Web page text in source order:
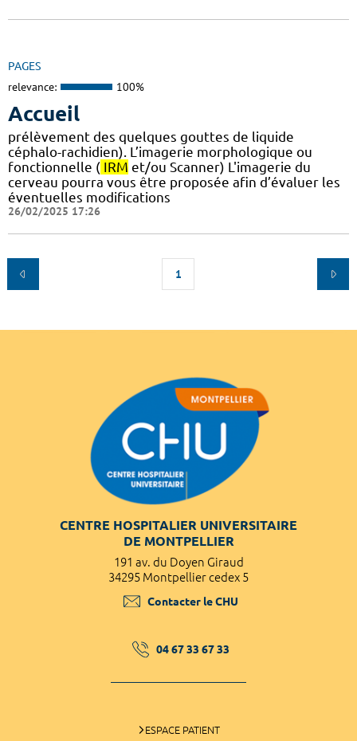
PAGES
relevance: 100%
Accueil
prélèvement des quelques gouttes de liquide
céphalo-rachidien). L’imagerie morphologique ou
fonctionnelle ( IRM et/ou Scanner) L'imagerie du
cerveau pourra vous être proposée afin d’évaluer les
éventuelles modifications
26/02/2025 17:26
1
CENTRE HOSPITALIER UNIVERSITAIRE
DE MONTPELLIER
191 av. du Doyen Giraud
34295 Montpellier cedex 5
Contacter le CHU
04 67 33 67 33
ESPACE PATIENT